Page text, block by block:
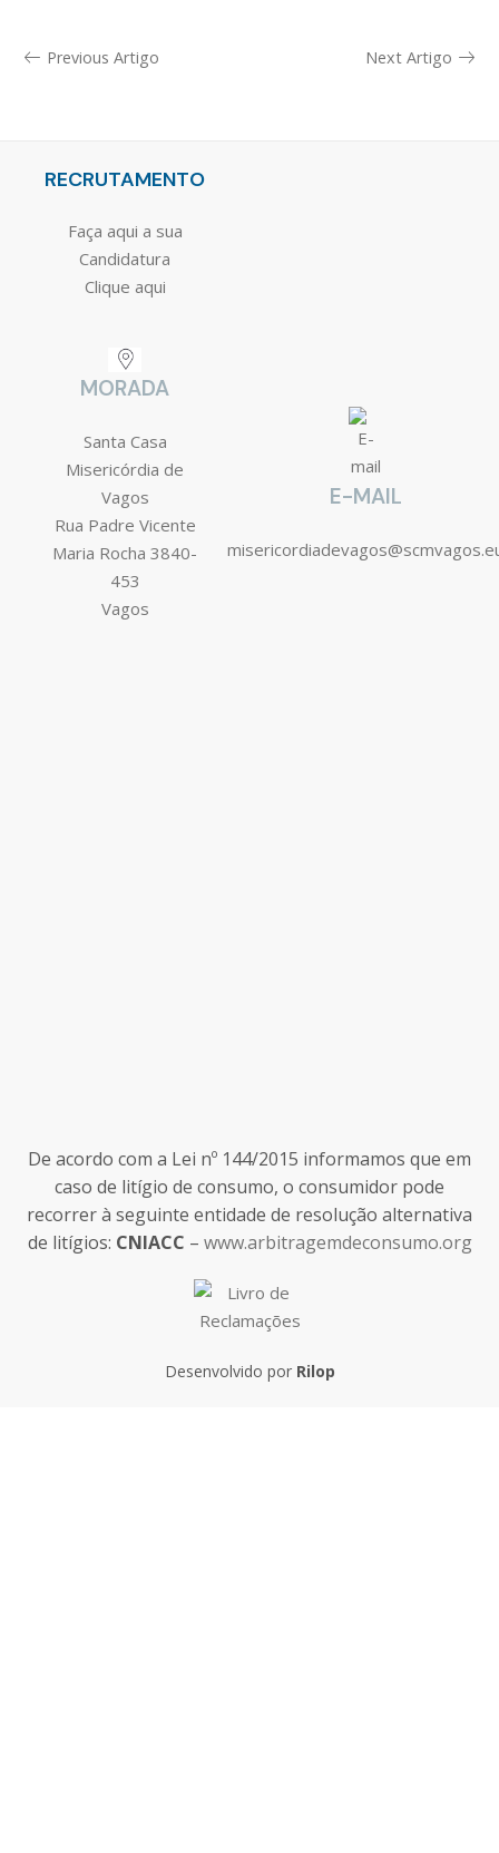
Previous Artigo Next Artigo
RECRUTAMENTO
Faça aqui a sua
Candidatura
Clique aqui
MORADA
Santa Casa
Misericórdia de
Vagos
Rua Padre Vicente
Maria Rocha 3840-
453
Vagos
E-MAIL
De acordo com a Lei nº 144/2015 informamos que em
caso de litígio de consumo, o consumidor pode
recorrer à seguinte entidade de resolução alternativa
de litígios: CNIACC – www.arbitragemdeconsumo.org
Desenvolvido por Rilop